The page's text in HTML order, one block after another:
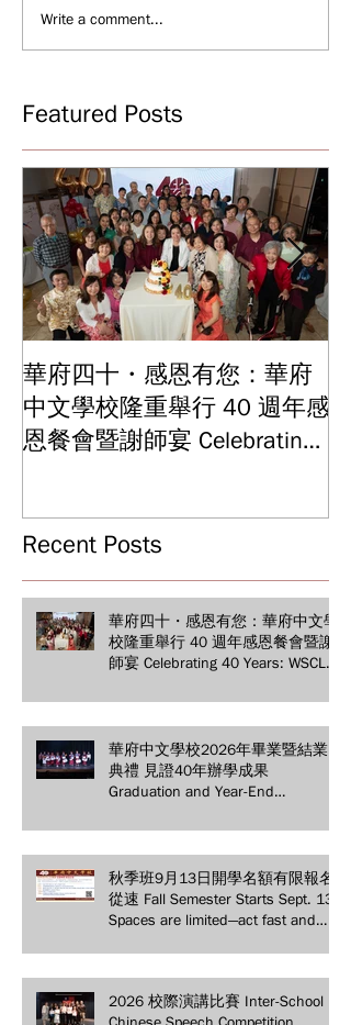
Write a comment...
Featured Posts
華府四十・感恩有您：華府
中文學校隆重舉行 40 週年感
恩餐會暨謝師宴 Celebrating
Appreciation Dinner
Recent Posts
華府四十・感恩有您：華府中文學
校隆重舉行 40 週年感恩餐會暨謝
師宴 Celebrating 40 Years: WSCLC
Appreciation Dinner
華府中文學校2026年畢業暨結業
典禮 見證40年辦學成果
Graduation and Year-End
Educational Achievements
秋季班9月13日開學名額有限報名
從速 Fall Semester Starts Sept. 13!
Spaces are limited—act fast and
2026 校際演講比賽 Inter-School
Chinese Speech Competition